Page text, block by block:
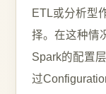
ETL或分析型
择。在这种情
Spark的配置
过